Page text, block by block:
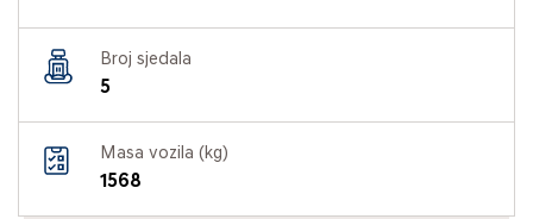
Broj sjedala
5
Masa vozila (kg)
1568